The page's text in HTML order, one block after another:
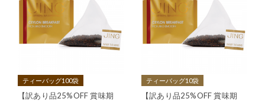
ティーバッグ100袋
【訳あり品25%OFF 賞味期
ティーバッグ10袋
【訳あり品25%OFF 賞味期